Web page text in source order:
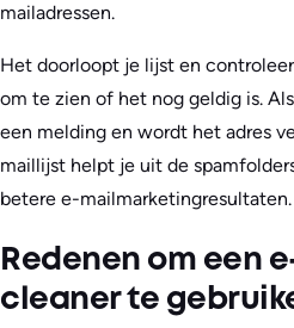
mailadressen.
Het doorloopt je lijst en
om te zien of het nog geldig is.
een melding en wordt het adres
maillijst helpt je uit de
betere e-mailmarketingresultaten.
Redenen om een
cleaner te